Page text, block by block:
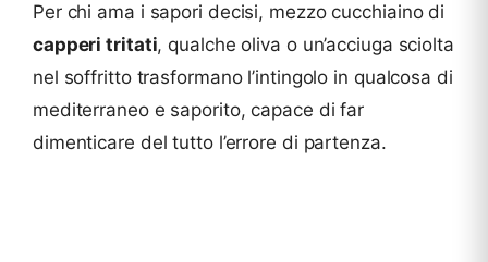
Per chi ama i sapori decisi, mezzo cucchiaino di
capperi tritati, qualche oliva o un’acciuga sciolta
nel soffritto trasformano l’intingolo in qualcosa di
mediterraneo e saporito, capace di far
dimenticare del tutto l’errore di partenza.